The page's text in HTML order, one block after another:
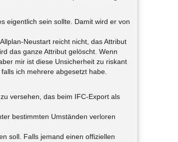
eigentlich sein sollte. Damit wird er von
Neustart reicht nicht, das Attribut
das ganze Attribut gelöscht. Wenn
mir ist diese Unsicherheit zu riskant
ich mehrere abgesetzt habe.
versehen, das beim IFC-Export als
bestimmten Umständen verloren
soll. Falls jemand einen offiziellen